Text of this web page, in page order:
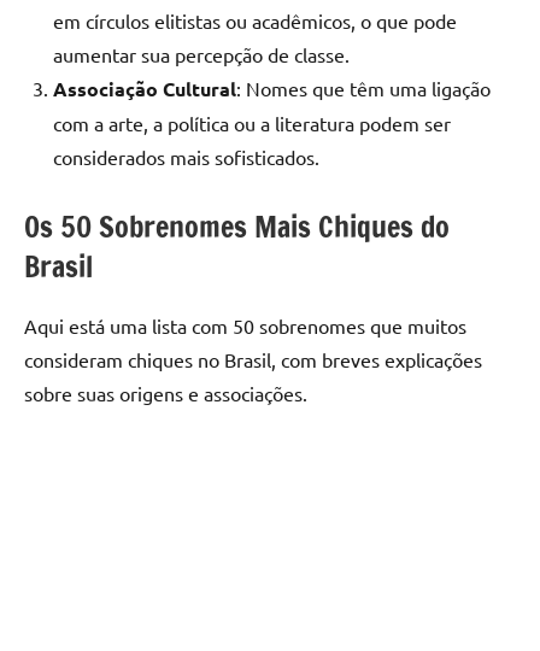
em círculos elitistas ou acadêmicos, o que pode
aumentar sua percepção de classe.
Associação Cultural: Nomes que têm uma ligação
com a arte, a política ou a literatura podem ser
considerados mais sofisticados.
Os 50 Sobrenomes Mais Chiques do
Brasil
Aqui está uma lista com 50 sobrenomes que muitos
consideram chiques no Brasil, com breves explicações
sobre suas origens e associações.